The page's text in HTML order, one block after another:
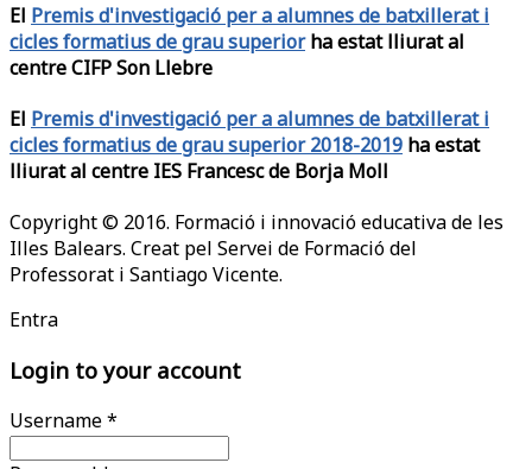
El Premis d'investigació per a alumnes de batxillerat i
cicles formatius de grau superiorha estat lliurat al
centre CIFP Son Llebre
El Premis d'investigació per a alumnes de batxillerat i
cicles formatius de grau superior 2018-2019 ha estat
lliurat al centre IES Francesc de Borja Moll
Copyright © 2016. Formació i innovació educativa de les
Illes Balears. Creat pel Servei de Formació del
Professorat i Santiago Vicente.
Entra
Login to your account
Username *